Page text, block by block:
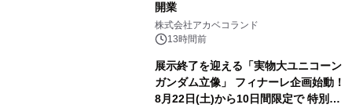
開業
株式会社アカベコランド
13時間前
展示終了を迎える「実物大ユニコーン
ガンダム立像」 フィナーレ企画始動！
8月22日(土)から10日間限定で 特別映